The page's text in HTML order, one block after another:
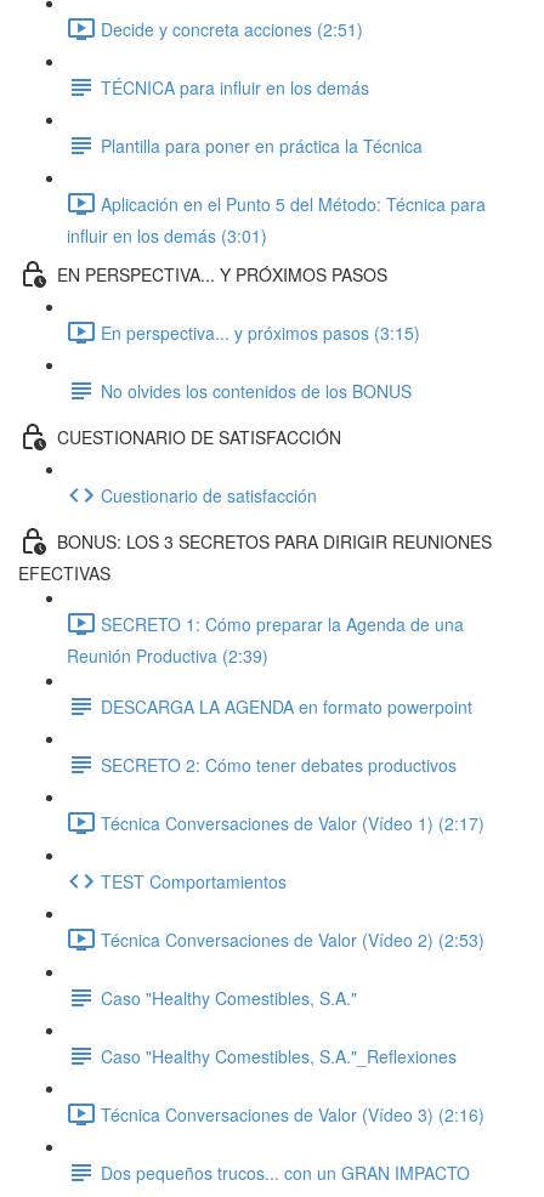
Decide y concreta acciones (2:51)
TÉCNICA para influir en los demás
Plantilla para poner en práctica la Técnica
Aplicación en el Punto 5 del Método: Técnica para
influir en los demás (3:01)
EN PERSPECTIVA... Y PRÓXIMOS PASOS
En perspectiva... y próximos pasos (3:15)
No olvides los contenidos de los BONUS
CUESTIONARIO DE SATISFACCIÓN
Cuestionario de satisfacción
BONUS: LOS 3 SECRETOS PARA DIRIGIR REUNIONES
EFECTIVAS
SECRETO 1: Cómo preparar la Agenda de una
Reunión Productiva (2:39)
DESCARGA LA AGENDA en formato powerpoint
SECRETO 2: Cómo tener debates productivos
Técnica Conversaciones de Valor (Vídeo 1) (2:17)
TEST Comportamientos
Técnica Conversaciones de Valor (Vídeo 2) (2:53)
Caso "Healthy Comestibles, S.A."
Caso "Healthy Comestibles, S.A."_Reflexiones
Técnica Conversaciones de Valor (Vídeo 3) (2:16)
Dos pequeños trucos... con un GRAN IMPACTO